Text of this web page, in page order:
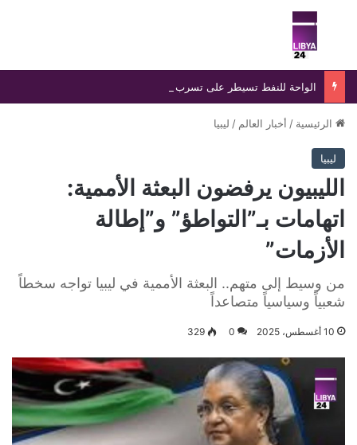
بحث عن
الرئيسية / أخبار العالم / ليبيا
ليبيا
الليبيون يرفضون البعثة الأممية:
اتهامات بـ”التواطؤ” و”إطالة
الأزمات”
من وسيط إلى متهم.. البعثة الأممية في ليبيا تواجه سخطاً
شعبياً وسياسياً متصاعداً
10 أغسطس، 2025 0
329